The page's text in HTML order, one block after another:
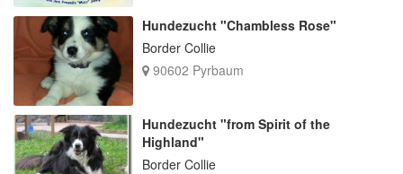
Hundezucht "Chambless Rose"
Border Collie
90602 Pyrbaum
Hundezucht "from Spirit of the
Highland"
Border Collie